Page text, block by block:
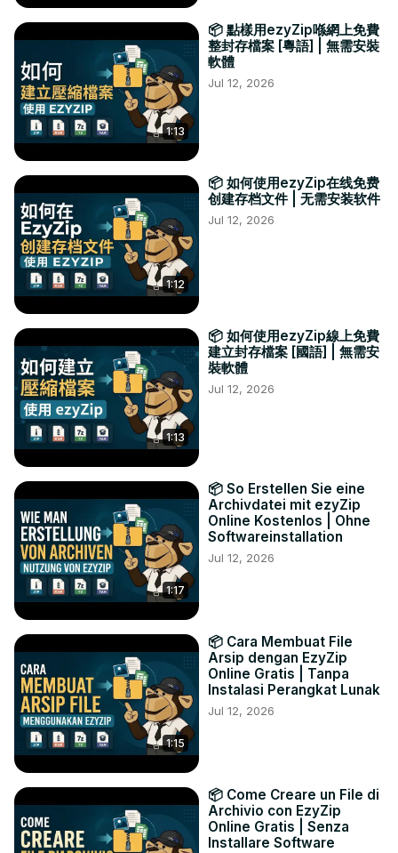
1:13
📦 點樣用ezyZip喺網上免費
整封存檔案 [粵語] | 無需安裝
軟體
Jul 12, 2026
1:12
📦 如何使用ezyZip在线免费
创建存档文件 | 无需安装软件
Jul 12, 2026
1:13
📦 如何使用ezyZip線上免費
建立封存檔案 [國語] | 無需安
裝軟體
Jul 12, 2026
1:17
📦 So Erstellen Sie eine
Archivdatei mit ezyZip
Online Kostenlos | Ohne
Softwareinstallation
Jul 12, 2026
1:15
📦 Cara Membuat File
Arsip dengan EzyZip
Online Gratis | Tanpa
Instalasi Perangkat Lunak
Jul 12, 2026
📦 Come Creare un File di
Archivio con EzyZip
Online Gratis | Senza
Installare Software